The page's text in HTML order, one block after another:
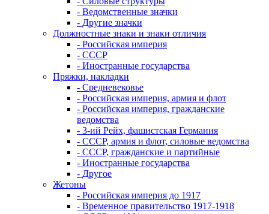
- Ведомственные значки
- Другие значки
Должностные знаки и знаки отличия
- Российская империя
- СССР
- Иностранные государства
Пряжки, накладки
- Средневековье
- Российская империя, армия и флот
- Российская империя, гражданские
ведомства
- 3-ий Рейх, фашистская Германия
- СССР, армия и флот, силовые ведомства
- СССР, гражданские и партийные
- Иностранные государства
- Другое
Жетоны
- Российская империя до 1917
- Временное правительство 1917-1918